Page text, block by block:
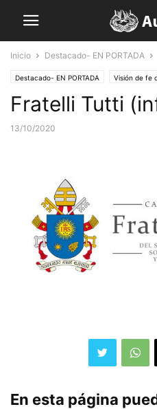
Inicio Destacado- EN PORTADA
Destacado- EN PORTADA Visión de fe
Fratelli Tutti
13/10/2020
En esta página